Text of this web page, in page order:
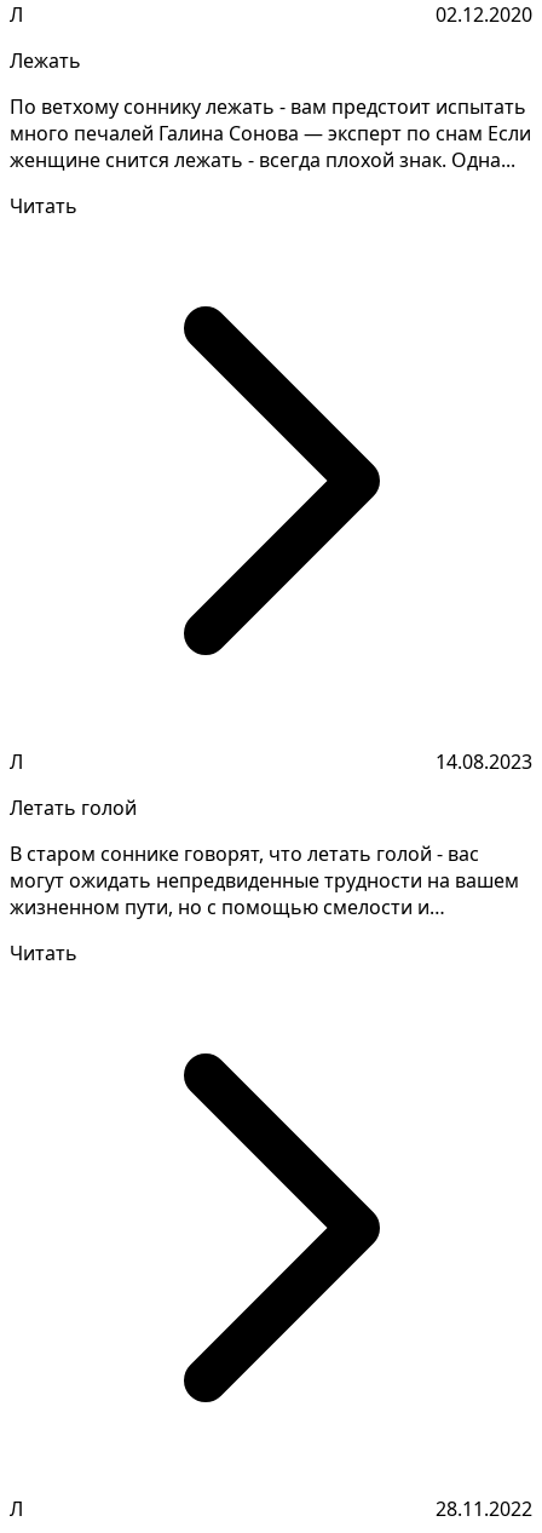
Л
02.12.2020
Лежать
По ветхому соннику лежать - вам предстоит испытать
много печалей Галина Сонова — эксперт по снам Если
женщине снится лежать - всегда плохой знак. Одна...
Читать
Л
14.08.2023
Летать голой
В старом соннике говорят, что летать голой - вас
могут ожидать непредвиденные трудности на вашем
жизненном пути, но с помощью смелости и
Читать
Л 28.11.2022